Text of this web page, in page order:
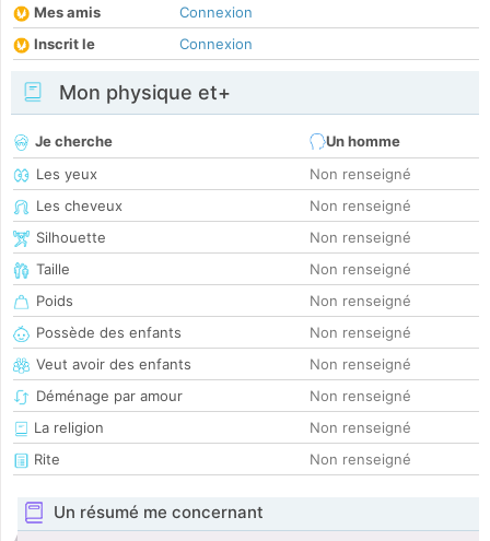
Mes amis
Connexion
Inscrit le
Connexion
Mon physique et+
Je cherche
Un homme
Les yeux
Non renseigné
Les cheveux
Non renseigné
Silhouette
Non renseigné
Taille
Non renseigné
Poids
Non renseigné
Possède des enfants
Non renseigné
Veut avoir des enfants
Non renseigné
Déménage par amour
Non renseigné
La religion
Non renseigné
Rite
Non renseigné
Un résumé me concernant